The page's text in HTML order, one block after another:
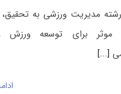
ﻣﺪﻳﺮﻳﺖ ورزشی به
موثر برای توسعه ورزش
[...]